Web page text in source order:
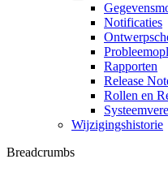
Notificaties
Rapporten
Release
Rollen en
Wijzigingshistorie
Breadcrumbs